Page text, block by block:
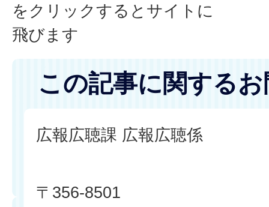
をクリックするとサイトに
飛びます
この記事に関する
広報広聴課 広報広聴係
〒356-8501